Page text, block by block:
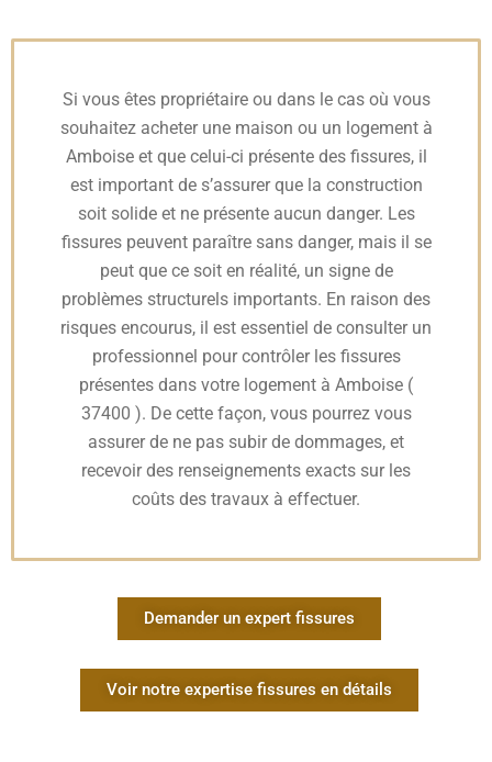
Si vous êtes propriétaire ou dans le cas où vous
souhaitez acheter une maison ou un logement à
Amboise et que celui-ci présente des fissures, il
est important de s’assurer que la construction
soit solide et ne présente aucun danger. Les
fissures peuvent paraître sans danger, mais il se
peut que ce soit en réalité, un signe de
problèmes structurels importants. En raison des
risques encourus, il est essentiel de consulter un
professionnel pour contrôler les fissures
présentes dans votre logement à Amboise (
37400 ). De cette façon, vous pourrez vous
assurer de ne pas subir de dommages, et
recevoir des renseignements exacts sur les
coûts des travaux à effectuer.
Demander un expert fissures
Voir notre expertise fissures en détails